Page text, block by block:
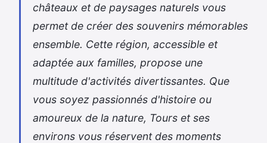
châteaux et de paysages naturels vous
permet de créer des souvenirs mémorables
ensemble. Cette région, accessible et
adaptée aux familles, propose une
multitude d'activités divertissantes. Que
vous soyez passionnés d'histoire ou
amoureux de la nature, Tours et ses
environs vous réservent des moments